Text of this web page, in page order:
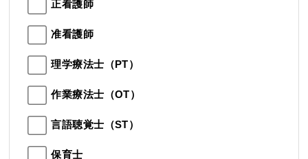
正看護師
准看護師
理学療法士（PT）
作業療法士（OT）
言語聴覚士（ST）
保育士